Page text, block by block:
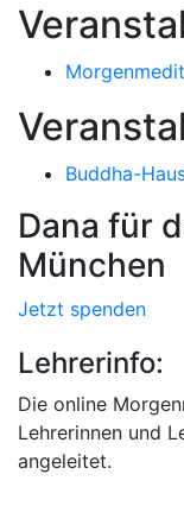
Buddha-
Dana für
München
Jetzt spenden
Lehrerinfo:
Die online
Lehrerinnen und
angeleitet.